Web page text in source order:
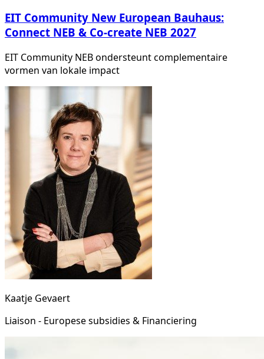
EIT Community New European Bauhaus:
Connect NEB & Co-create NEB 2027
EIT Community NEB ondersteunt complementaire
vormen van lokale impact
Kaatje Gevaert
Liaison - Europese subsidies & Financiering